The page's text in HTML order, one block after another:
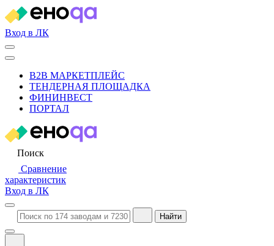
Вход в ЛК
B2B МАРКЕТПЛЕЙС
ТЕНДЕРНАЯ ПЛОЩАДКА
ФИНИНВЕСТ
ПОРТАЛ
Поиск
Сравнение
характеристик
Вход в ЛК
Найти